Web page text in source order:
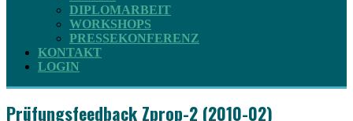
DIPLOMARBEIT
WORKSHOPS
PRESSEKONFERENZ
KONTAKT
LOGIN
Prüfungsfeedback Zprop-2 (2010-02)